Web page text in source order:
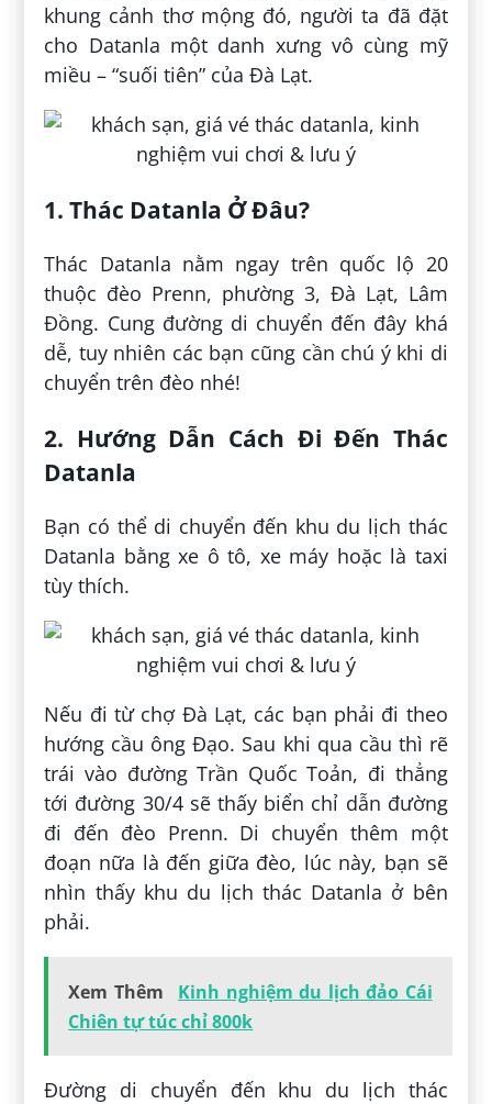
khung cảnh thơ mộng đó, người ta đã đặt
cho Datanla một danh xưng vô cùng mỹ
miều – “suối tiên” của Đà Lạt.
1. Thác Datanla Ở Đâu?
Thác Datanla nằm ngay trên quốc lộ 20
thuộc đèo Prenn, phường 3, Đà Lạt, Lâm
Đồng. Cung đường di chuyển đến đây khá
dễ, tuy nhiên các bạn cũng cần chú ý khi di
chuyển trên đèo nhé!
2. Hướng Dẫn Cách Đi Đến Thác
Datanla
Bạn có thể di chuyển đến khu du lịch thác
Datanla bằng xe ô tô, xe máy hoặc là taxi
tùy thích.
Nếu đi từ chợ Đà Lạt, các bạn phải đi theo
hướng cầu ông Đạo. Sau khi qua cầu thì rẽ
trái vào đường Trần Quốc Toản, đi thẳng
tới đường 30/4 sẽ thấy biển chỉ dẫn đường
đi đến đèo Prenn. Di chuyển thêm một
đoạn nữa là đến giữa đèo, lúc này, bạn sẽ
nhìn thấy khu du lịch thác Datanla ở bên
phải.
Xem Thêm
Kinh nghiệm du lịch đảo Cái
Chiên tự túc chỉ 800k
Đường di chuyển đến khu du lịch thác